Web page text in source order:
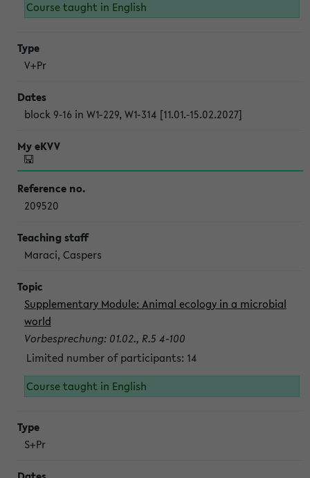
Course taught in English
V+Pr
block 9-16 in W1-229, W1-314 [11.01.-15.02.2027]
209520
Maraci, Caspers
Supplementary Module: Animal ecology in a microbial
world
Vorbesprechung: 01.02., R.5 4-100
Limited number of participants: 14
Course taught in English
S+Pr